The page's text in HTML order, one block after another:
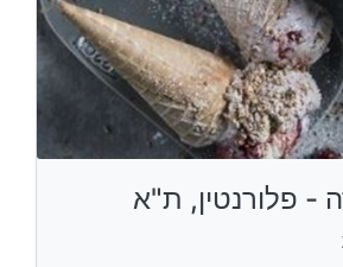
- פלורנטין, ת"א